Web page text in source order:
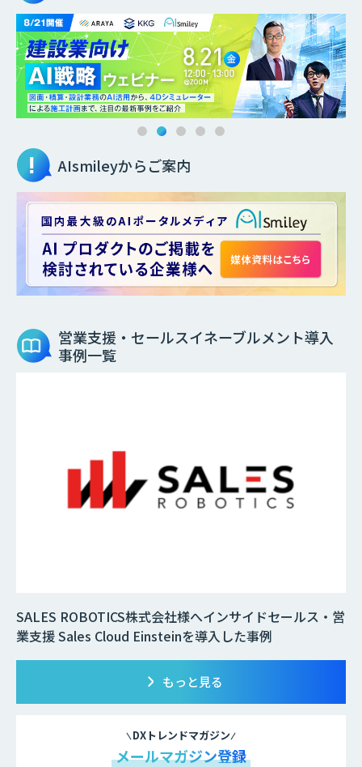
AIsmileyからご案内
営業支援・セールスイネーブルメント導入
事例一覧
SALES ROBOTICS株式会社様へインサイドセールス・営
業支援 Sales Cloud Einsteinを導入した事例
もっと見る
DXトレンドマガジン
メールマガジン登録